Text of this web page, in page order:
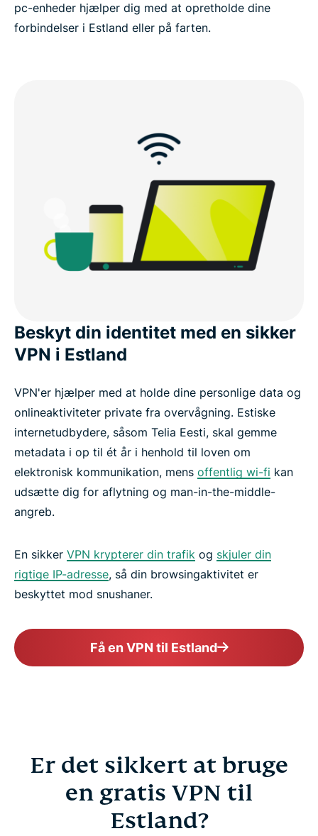
pc-enheder hjælper dig med at opretholde dine
forbindelser i Estland eller på farten.
Beskyt din identitet med en sikker
VPN i Estland
VPN'er hjælper med at holde dine personlige data og
onlineaktiviteter private fra overvågning. Estiske
internetudbydere, såsom Telia Eesti, skal gemme
metadata i op til ét år i henhold til loven om
elektronisk kommunikation, mens offentlig wi-fi kan
udsætte dig for aflytning og man-in-the-middle-
angreb.
En sikker VPN krypterer din trafik og skjuler din
rigtige IP-adresse, så din browsingaktivitet er
beskyttet mod snushaner.
Få en VPN til Estland
Er det sikkert at bruge
en gratis VPN til
Estland?